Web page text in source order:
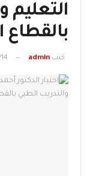
التعليم
كتب admin